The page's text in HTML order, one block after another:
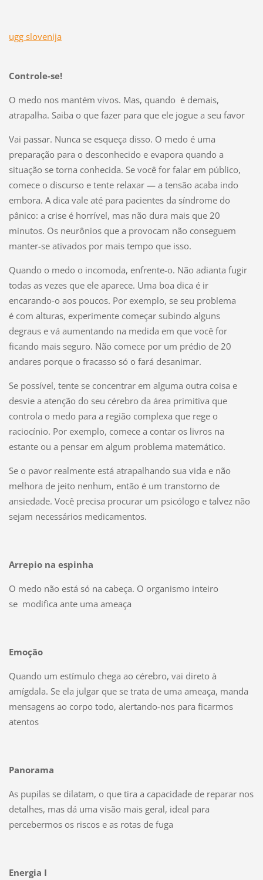
ugg slovenija
Controle-se!
O medo nos mantém vivos. Mas, quando é demais,
atrapalha. Saiba o que fazer para que ele jogue a seu favor
Vai passar. Nunca se esqueça disso. O medo é uma
preparação para o desconhecido e evapora quando a
situação se torna conhecida. Se você for falar em público,
comece o discurso e tente relaxar — a tensão acaba indo
embora. A dica vale até para pacientes da síndrome do
pânico: a crise é horrível, mas não dura mais que 20
minutos. Os neurônios que a provocam não conseguem
manter-se ativados por mais tempo que isso.
Quando o medo o incomoda, enfrente-o. Não adianta fugir
todas as vezes que ele aparece. Uma boa dica é ir
encarando-o aos poucos. Por exemplo, se seu problema
é com alturas, experimente começar subindo alguns
degraus e vá aumentando na medida em que você for
ficando mais seguro. Não comece por um prédio de 20
andares porque o fracasso só o fará desanimar.
Se possível, tente se concentrar em alguma outra coisa e
desvie a atenção do seu cérebro da área primitiva que
controla o medo para a região complexa que rege o
raciocínio. Por exemplo, comece a contar os livros na
estante ou a pensar em algum problema matemático.
Se o pavor realmente está atrapalhando sua vida e não
melhora de jeito nenhum, então é um transtorno de
ansiedade. Você precisa procurar um psicólogo e talvez não
sejam necessários medicamentos.
Arrepio na espinha
O medo não está só na cabeça. O organismo inteiro
se modifica ante uma ameaça
Emoção
Quando um estímulo chega ao cérebro, vai direto à
amígdala. Se ela julgar que se trata de uma ameaça, manda
mensagens ao corpo todo, alertando-nos para ficarmos
atentos
Panorama
As pupilas se dilatam, o que tira a capacidade de reparar nos
detalhes, mas dá uma visão mais geral, ideal para
percebermos os riscos e as rotas de fuga
Energia I